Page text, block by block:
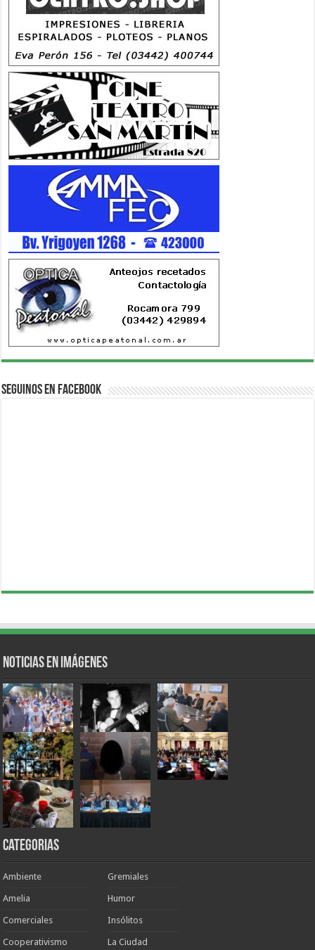
Seguinos en Facebook
Noticias en Imágenes
Categorias
Ambiente
Amelia
Comerciales
Cooperativismo
Gremiales
Humor
Insólitos
La Ciudad